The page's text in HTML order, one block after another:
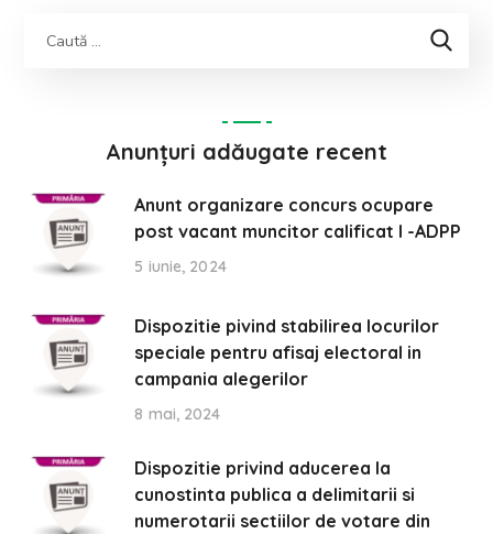
Anunțuri adăugate recent
Anunt organizare concurs ocupare
post vacant muncitor calificat I -ADPP
5 iunie, 2024
Dispozitie pivind stabilirea locurilor
speciale pentru afisaj electoral in
campania alegerilor
8 mai, 2024
Dispozitie privind aducerea la
cunostinta publica a delimitarii si
numerotarii sectiilor de votare din